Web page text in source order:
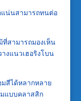
แน่นสามารถทนต่อ
ที่สามารถมองเห็น
งแนวเฮอริงโบน
สีได้หลากหลาย
แบบคลาสสิก